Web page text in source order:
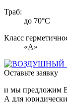
Траб:
до 70°С
Класс
«А»
Оставьте заявку
и мы предложим
А для